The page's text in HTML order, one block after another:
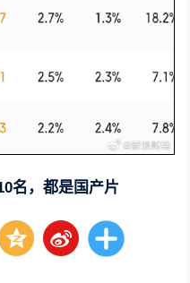
名，都是国产片